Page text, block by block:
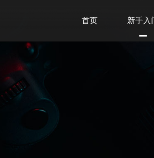
首页 新手入